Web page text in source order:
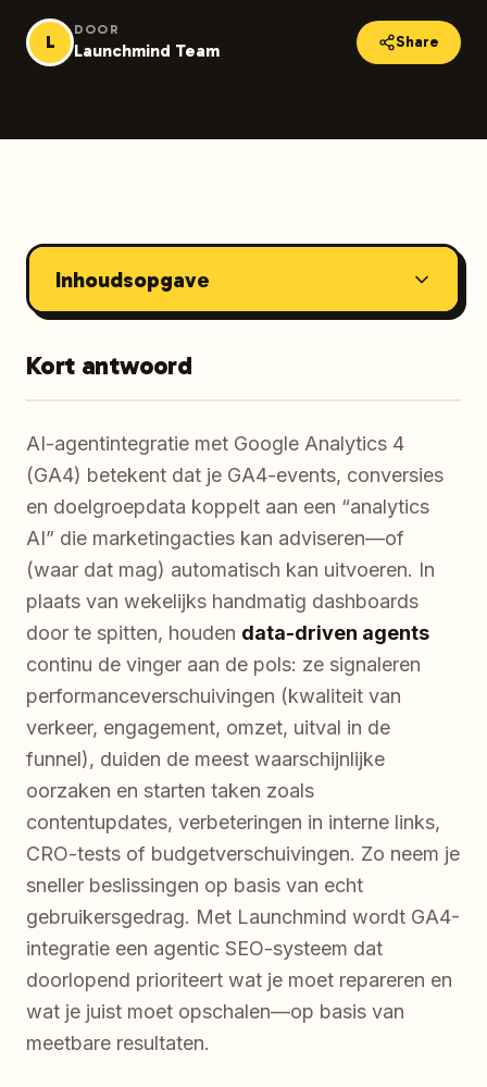
L
DOOR
Launchmind Team Share
Inhoudsopgave
Kort antwoord
AI-agentintegratie met Google Analytics 4
(GA4) betekent dat je GA4-events, conversies
en doelgroepdata koppelt aan een “analytics
AI” die marketingacties kan adviseren—of
(waar dat mag) automatisch kan uitvoeren. In
plaats van wekelijks handmatig dashboards
door te spitten, houden data-driven agents
continu de vinger aan de pols: ze signaleren
performanceverschuivingen (kwaliteit van
verkeer, engagement, omzet, uitval in de
funnel), duiden de meest waarschijnlijke
oorzaken en starten taken zoals
contentupdates, verbeteringen in interne links,
CRO-tests of budgetverschuivingen. Zo neem je
sneller beslissingen op basis van echt
gebruikersgedrag. Met Launchmind wordt GA4-
integratie een agentic SEO-systeem dat
doorlopend prioriteert wat je moet repareren en
wat je juist moet opschalen—op basis van
meetbare resultaten.